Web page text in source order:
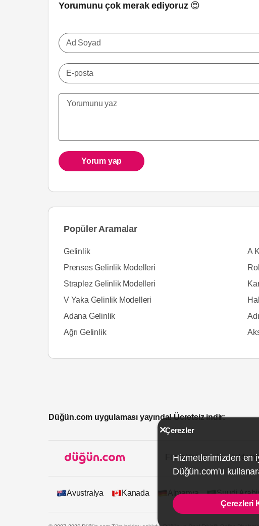
Yorumunu çok merak ediyoruz 😍
Ad Soyad
E-posta
Yorum yap
Popüler Aramalar
Gelinlik A
Prenses Gelinlik Modelleri
Straplez Gelinlik Modelleri
V Yaka Gelinlik Modelleri
Adana Gelinlik
Ağrı Gelinlik
Düğün.com uygulaması yayında! Ücretsiz indir:
Firmalar İçin
Avustralya Kanada Almanya Suudi
Çerezler
Hizmetlerimizden en
Düğün.com'u
Çerezleri